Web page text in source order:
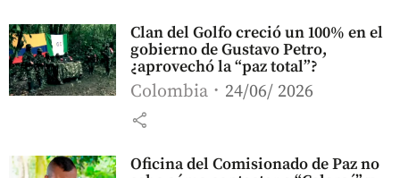
Clan del Golfo creció un 100% en el
gobierno de Gustavo Petro,
¿aprovechó la “paz total”?
Colombia 24/06/ 2026
share
Oficina del Comisionado de Paz no